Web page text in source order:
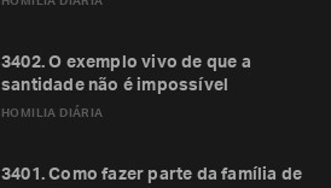
HOMILIA DIÁRIA
3402. O exemplo vivo de que a
santidade não é impossível
3401. Como fazer parte da família de